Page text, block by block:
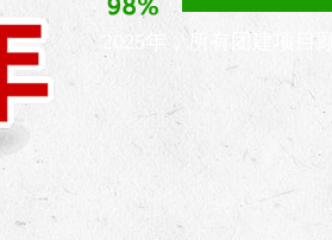
2025年，所有团建项目